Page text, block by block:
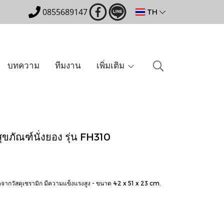
0855689147 TH
บทความ ทีมงาน เพิ่มเติม
ภัณฑ์นั่งยอง รุ่น FH310
กวัสดุเซรามิก มีความแข็งแรงสูง - ขนาด 42 x 51 x 23 cm.